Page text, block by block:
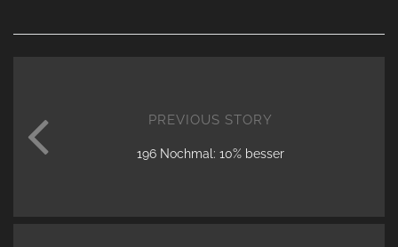
PREVIOUS STORY
196 Nochmal: 10% besser